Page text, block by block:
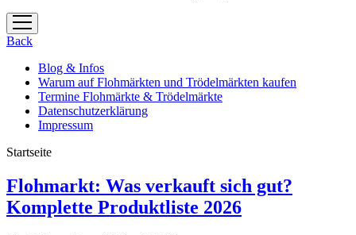
Menü
öffnen
Back
Blog & Infos
Warum auf Flohmärkten und Trödelmärkten kaufen
Termine Flohmärkte & Trödelmärkte
Datenschutzerklärung
Impressum
Startseite
Flohmarkt-
Troedelmarkt.de
Flohmarkt: Was verkauft sich gut?
Komplette Produktliste 2026